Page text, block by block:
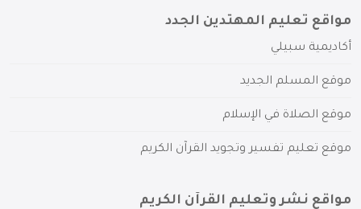
مواقع تعليم المهتدين الجدد
أكاديمية سبيلي
موقع المسلم الجديد
موقع الصلاة في الإسلام
موقع تعليم تفسير وتجويد القرآن الكريم
مواقع نشر وتعليم القرآن الكريم